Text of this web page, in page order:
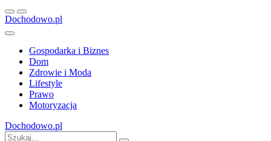
Dochodowo.pl
Gospodarka i Biznes
Dom
Zdrowie i Moda
Lifestyle
Prawo
Motoryzacja
Dochodowo.pl